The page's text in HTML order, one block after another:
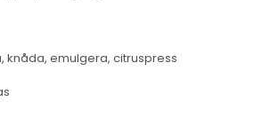
knåda, emulgera, citruspress